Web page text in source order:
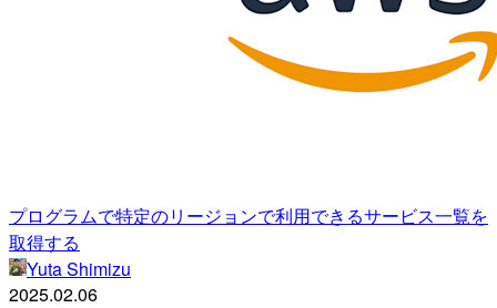
プログラムで特定のリージョンで利用できるサービス一覧を
取得する
Yuta Shimizu
2025.02.06